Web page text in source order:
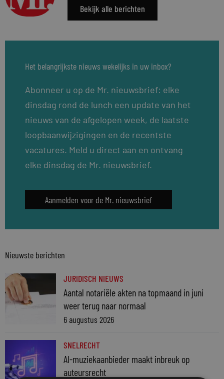
Bekijk alle berichten
Het belangrijkste nieuws wekelijks in uw inbox?
Abonneer u op de Mr. nieuwsbrief: elke
dinsdag rond de lunch een update van het
nieuws van de afgelopen week, de laatste
loopbaanwijzigingen en de recentste
vacatures. Meld u direct aan en ontvang
elke dinsdag de Mr. nieuwsbrief.
Aanmelden voor de Mr. nieuwsbrief
Nieuwste berichten
JURIDISCH NIEUWS
Aantal notariële akten na topmaand in juni
weer terug naar normaal
6 augustus 2026
SNELRECHT
AI-muziekaanbieder maakt inbreuk op
auteursrecht